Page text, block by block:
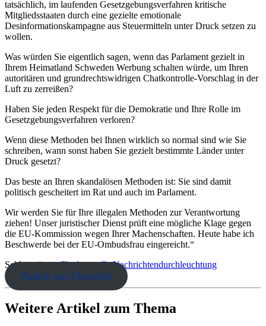
tatsächlich, im laufenden Gesetzgebungsverfahren kritische
Mitgliedsstaaten durch eine gezielte emotionale
Desinformationskampagne aus Steuermitteln unter Druck setzen zu
wollen.
Was würden Sie eigentlich sagen, wenn das Parlament gezielt in
Ihrem Heimatland Schweden Werbung schalten würde, um Ihren
autoritären und grundrechtswidrigen Chatkontrolle-Vorschlag in der
Luft zu zerreißen?
Haben Sie jeden Respekt für die Demokratie und Ihre Rolle im
Gesetzgebungsverfahren verloren?
Wenn diese Methoden bei Ihnen wirklich so normal sind wie Sie
schreiben, wann sonst haben Sie gezielt bestimmte Länder unter
Druck gesetzt?
Das beste an Ihren skandalösen Methoden ist: Sie sind damit
politisch gescheitert im Rat und auch im Parlament.
Wir werden Sie für Ihre illegalen Methoden zur Verantwortung
ziehen! Unser juristischer Dienst prüft eine mögliche Klage gegen
die EU-Kommission wegen Ihrer Machenschaften. Heute habe ich
Beschwerde bei der EU-Ombudsfrau eingereicht.“
Schlagwörter: Chatkontrolle Nachrichtendurchleuchtung
Zurück zur Übersicht
Weitere Artikel zum Thema